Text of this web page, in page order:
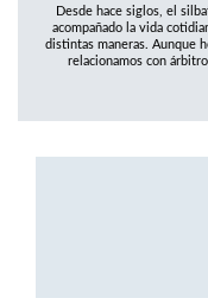
Desde hace siglos, el
acompañado la vida
distintas maneras. Aunque
relacionamos con